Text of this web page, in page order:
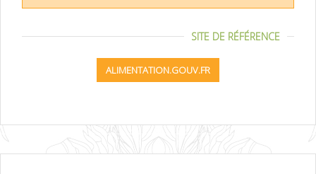
SITE DE RÉFÉRENCE
ALIMENTATION.GOUV.FR